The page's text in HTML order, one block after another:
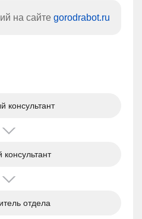
на сайте gorodrabot.ru
консультант
отдела